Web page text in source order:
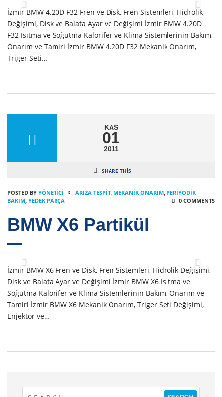
İzmir BMW 4.20D F32 Fren ve Disk, Fren Sistemleri, Hidrolik
Değişimi, Disk ve Balata Ayar ve Değişimi İzmir BMW 4.20D
F32 Isıtma ve Soğutma Kalorifer ve Klima Sistemlerinin Bakım,
Onarım ve Tamiri İzmir BMW 4.20D F32 Mekanik Onarım,
Triger Seti…
KAS
01
2011
SHARE THIS
POSTED BY YÖNETICI ARIZA TESPIT, MEKANIK ONARIM, PERIYODIK
BAKIM, YEDEK PARÇA 0 COMMENTS
BMW X6 Partikül
İzmir BMW X6 Fren ve Disk, Fren Sistemleri, Hidrolik Değişimi,
Disk ve Balata Ayar ve Değişimi İzmir BMW X6 Isıtma ve
Soğutma Kalorifer ve Klima Sistemlerinin Bakım, Onarım ve
Tamiri İzmir BMW X6 Mekanik Onarım, Triger Seti Değişimi,
Enjektör ve…